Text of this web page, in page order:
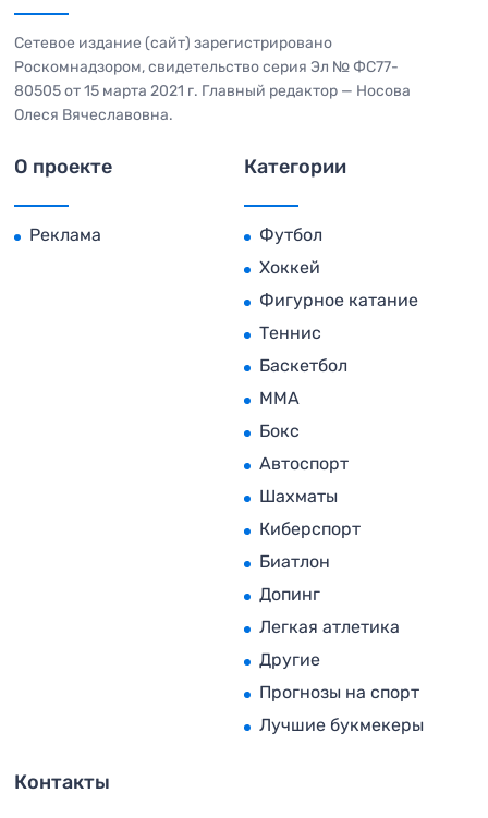
Сетевое издание (сайт) зарегистрировано
Роскомнадзором, свидетельство серия Эл № ФС77-
80505 от 15 марта 2021 г. Главный редактор — Носова
Олеся Вячеславовна.
О проекте
Реклама
Категории
Футбол
Хоккей
Фигурное катание
Теннис
Баскетбол
MMA
Бокс
Автоспорт
Шахматы
Киберспорт
Биатлон
Допинг
Легкая атлетика
Другие
Прогнозы на спорт
Лучшие букмекеры
Контакты